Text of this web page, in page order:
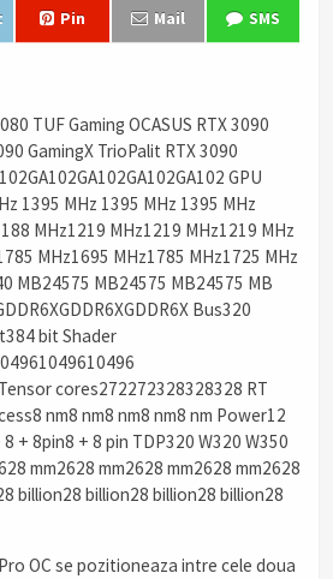
Pin Mail SMS
TUF Gaming OCASUS RTX 3090
GamingX TrioPalit RTX 3090
GPU
1395 MHz 1395 MHz 1395 MHz
MHz1219 MHz1219 MHz1219 MHz
MHz1695 MHz1785 MHz1725 MHz
MB24575 MB24575 MB24575 MB
Bus320
bit Shader
cores272272328328328 RT
nm8 nm8 nm8 nm8 nm Power12
+ 8pin8 + 8 pin TDP320 W320 W350
mm2628 mm2628 mm2628 mm2628
billion28 billion28 billion28 billion28
OC se pozitioneaza intre cele doua